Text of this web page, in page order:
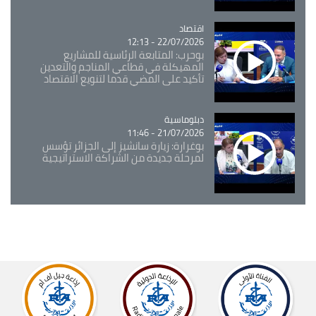
Catégorie
اقتصاد
22/07/2026 - 12:13
بوحرب: المتابعة الرئاسية للمشاريع
المهيكلة في قطاعي المناجم والتعدين
تأكيد على المضي قدما لتنويع الاقتصاد
Catégorie
دبلوماسية
21/07/2026 - 11:46
بوغرارة: زيارة سانشيز إلى الجزائر تؤسس
لمرحلة جديدة من الشراكة الاستراتيجية